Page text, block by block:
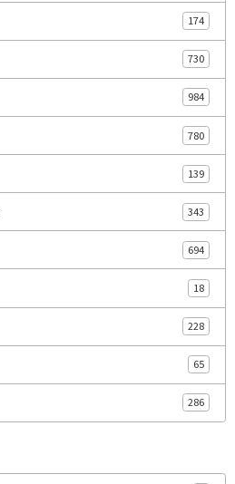
174
730
984
780
139
343
694
18
228
65
286